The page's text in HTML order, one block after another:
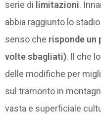
serie di limitazioni.
abbia raggiunto lo
senso che risponde un
volte sbagliati). Il che
delle modifiche per
sul tramonto in
vasta e superficiale